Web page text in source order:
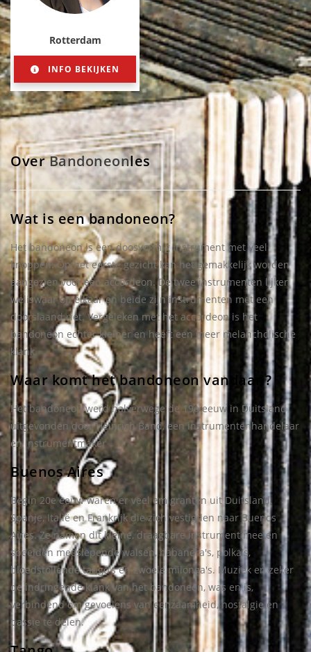
Rotterdam
INFO BEKIJKEN
OverBandoneonles
Wat is een bandoneon?
Het bandoneon is een doosvormig instrument met veel
knoppen. Op het eerste gezicht kan het gemakkelijk worden
aangezien voor een accordeon. De twee instrumenten lijken
weliswaar op elkaar en beide zijn instrumenten met een
doorslaand riet. Vergeleken met het accordeon is het
bandoneon echter kleiner en heeft een meer melancholische
klank.
Waar komt het bandoneon vandaan?
Het bandoneon werd halverwege de 19e eeuw in Duitsland
uitgevonden door Heinrich Band, een instrumentenhandelaar
en instrumentmaker
Buenos Aires
Begin 20e eeuw waren er veel emigranten uit Duitsland,
Spanje, Italië en Frankrijk die zich vestigden naar Buenos
Aires. Ze namen dit kleine, draagbare instrument mee en
speelden meeslepende walsen, habanera's, polka's,
bloedstollende tango's en zwoele milonga's. Muziek en zeker
de indringende klank van het bandoneon, was en is,
verbindend om gevoelens van eenzaamheid, nostalgie en
passie te delen.